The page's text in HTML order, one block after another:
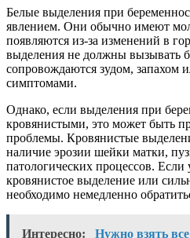
Белые выделения при
явлением. Они обычно имеют
появляются из-за изменений в
выделения не должны вызывать
сопровождаются зудом, запахом
симптомами.
Однако, если выделения при
кровянистыми, это может быть
проблемы. Кровянистые
наличие эрозии шейки матки,
патологических процессов. Если
кровянистое выделение или
необходимо немедленно
Интересно:
Нужно взять